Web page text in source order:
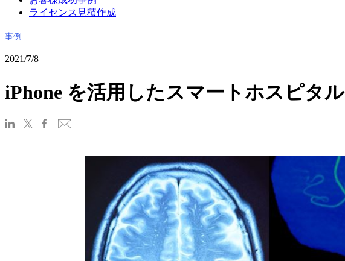
ライセンス見積作成
事例
2021/7/8
iPhone を活用したスマートホスピタル